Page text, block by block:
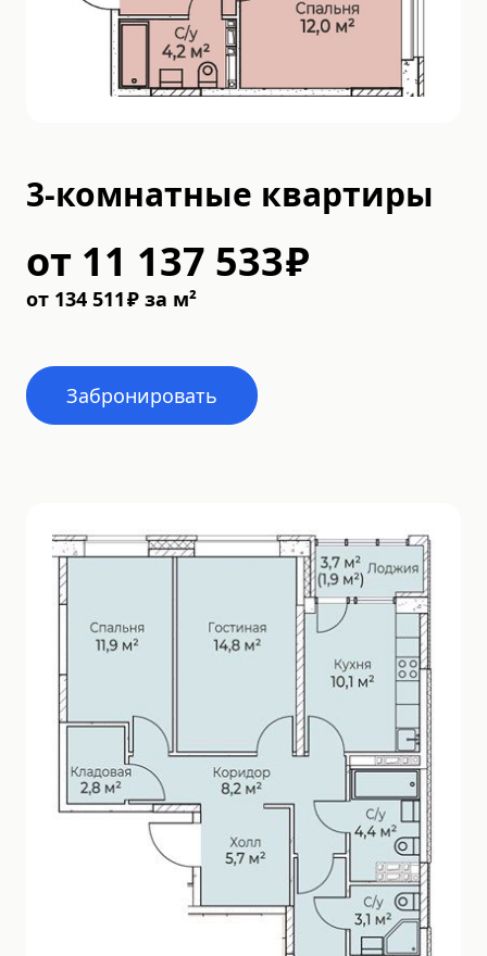
3-комнатные квартиры
от 11 137 533₽
от 134 511₽ за м²
Забронировать